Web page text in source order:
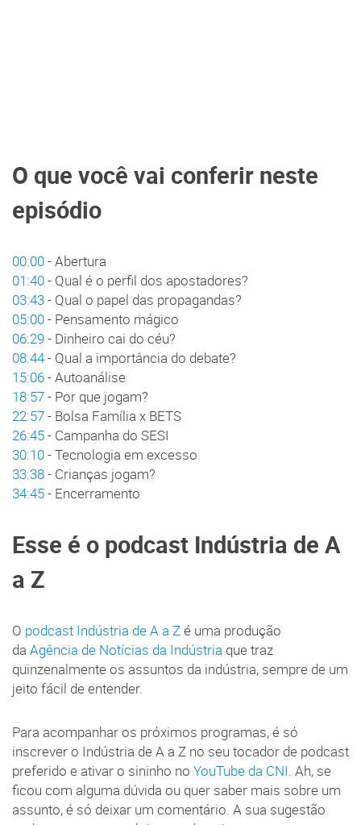
O que você vai conferir neste
episódio
00:00- Abertura
01:40- Qual é o perfil dos apostadores?
03:43- Qual o papel das propagandas?
05:00- Pensamento mágico
06:29- Dinheiro cai do céu?
08:44- Qual a importância do debate?
15:06- Autoanálise
18:57- Por que jogam?
22:57- Bolsa Família x BETS
26:45- Campanha do SESI
30:10- Tecnologia em excesso
33:38- Crianças jogam?
34:45- Encerramento
Esse é o podcast Indústria de A
a Z
O podcast Indústria de A a Zé uma produção
da Agência de Notícias da Indústria que traz
quinzenalmente os assuntos da indústria, sempre de um
jeito fácil de entender.
Para acompanhar os próximos programas, é só
inscrever o Indústria de A a Z no seu tocador de podcast
preferido e ativar o sininho no YouTube da CNI. Ah, se
ficou com alguma dúvida ou quer saber mais sobre um
assunto, é só deixar um comentário. A sua sugestão